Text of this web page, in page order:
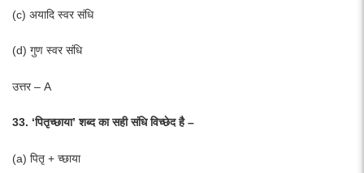
(c) अयादि स्वर संधि
(d) गुण स्वर संधि
उत्तर – A
33. ‘पितृच्छाया’ शब्द का सही संधि विच्छेद है –
(a) पितृ + च्छाया